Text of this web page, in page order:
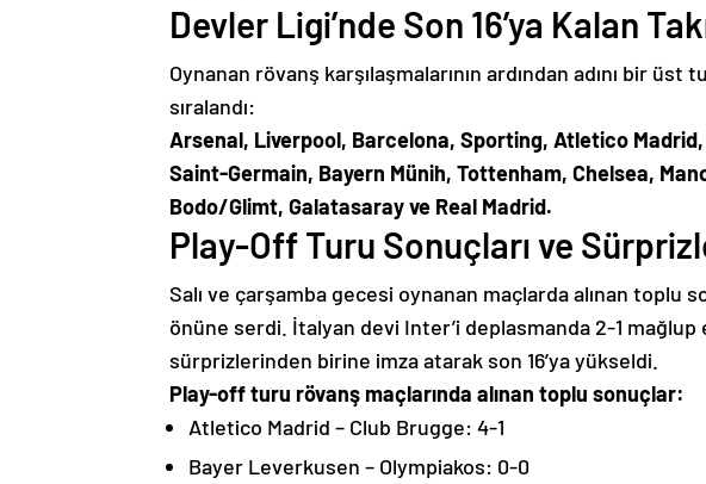
Devler Ligi’nde Son 16’ya Kalan
Oynanan rövanş karşılaşmalarının ardından adını bir üst
sıralandı:
Arsenal, Liverpool, Barcelona, Sporting, Atletico
Saint-Germain, Bayern Münih, Tottenham, Chelsea,
Bodo/Glimt, Galatasaray ve Real Madrid.
Play-Off Turu Sonuçları ve
Salı ve çarşamba gecesi oynanan maçlarda alınan toplu
önüne serdi. İtalyan devi Inter’i deplasmanda 2-1
sürprizlerinden birine imza atarak son 16’ya yükseldi.
Play-off turu rövanş maçlarında alınan toplu sonuçlar:
Atletico Madrid – Club Brugge: 4-1
Bayer Leverkusen – Olympiakos: 0-0